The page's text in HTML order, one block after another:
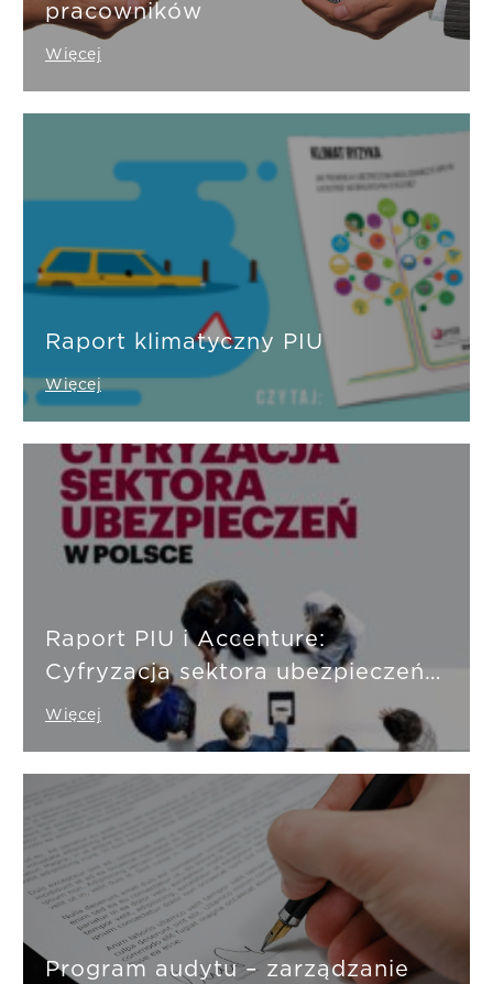
pracowników
Więcej
Raport klimatyczny PIU
Więcej
Raport PIU i Accenture:
Cyfryzacja sektora ubezpieczeń
w Polsce
Więcej
Program audytu – zarządzanie